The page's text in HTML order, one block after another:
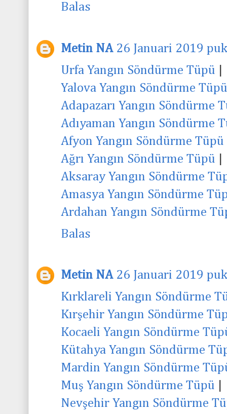
Balas
Metin NA 26 Januari 2019
Urfa Yangın Söndürme Tüpü
Yalova Yangın Söndürme Tüpü
Adapazarı Yangın Söndürme
Adıyaman Yangın Söndürme
Afyon Yangın Söndürme Tüpü
Ağrı Yangın Söndürme Tüpü
Aksaray Yangın Söndürme
Amasya Yangın Söndürme
Ardahan Yangın Söndürme
Balas
Metin NA 26 Januari 2019
Kırklareli Yangın Söndürme
Kırşehir Yangın Söndürme
Kocaeli Yangın Söndürme
Kütahya Yangın Söndürme
Mardin Yangın Söndürme
Muş Yangın Söndürme Tüpü
Nevşehir Yangın Söndürme